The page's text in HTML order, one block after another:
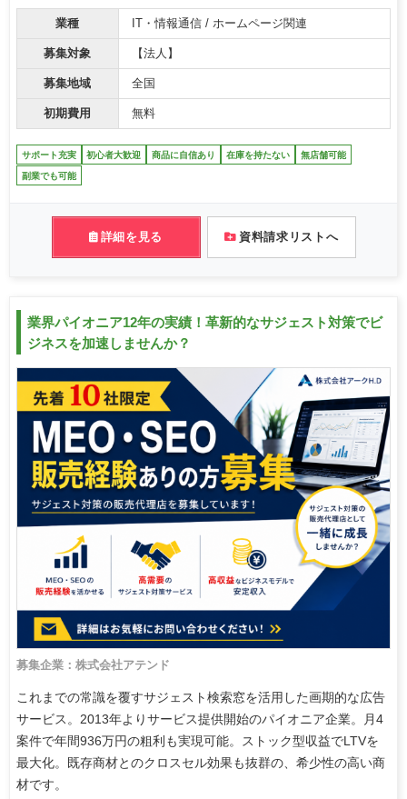
業種 IT・情報通信 / ホームページ関連
募集対象 【法人】
募集地域 全国
初期費用 無料
サポート充実 初心者大歓迎 商品に自信あり 在庫を持たない 無店舗可能
副業でも可能
詳細を見る 資料請求リストへ
業界パイオニア12年の実績！革新的なサジェスト対策でビ
ジネスを加速しませんか？
募集企業：株式会社アテンド
これまでの常識を覆すサジェスト検索窓を活用した画期的な広告
サービス。2013年よりサービス提供開始のパイオニア企業。月4
案件で年間936万円の粗利も実現可能。ストック型収益でLTVを
最大化。既存商材とのクロスセル効果も抜群の、希少性の高い商
材です。